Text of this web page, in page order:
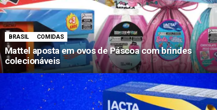
BRASIL COMIDAS
Mattel aposta em ovos de Páscoa com brindes
colecionáveis